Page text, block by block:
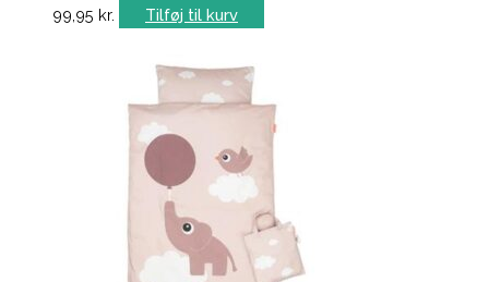
99,95 kr. Tilføj til kurv